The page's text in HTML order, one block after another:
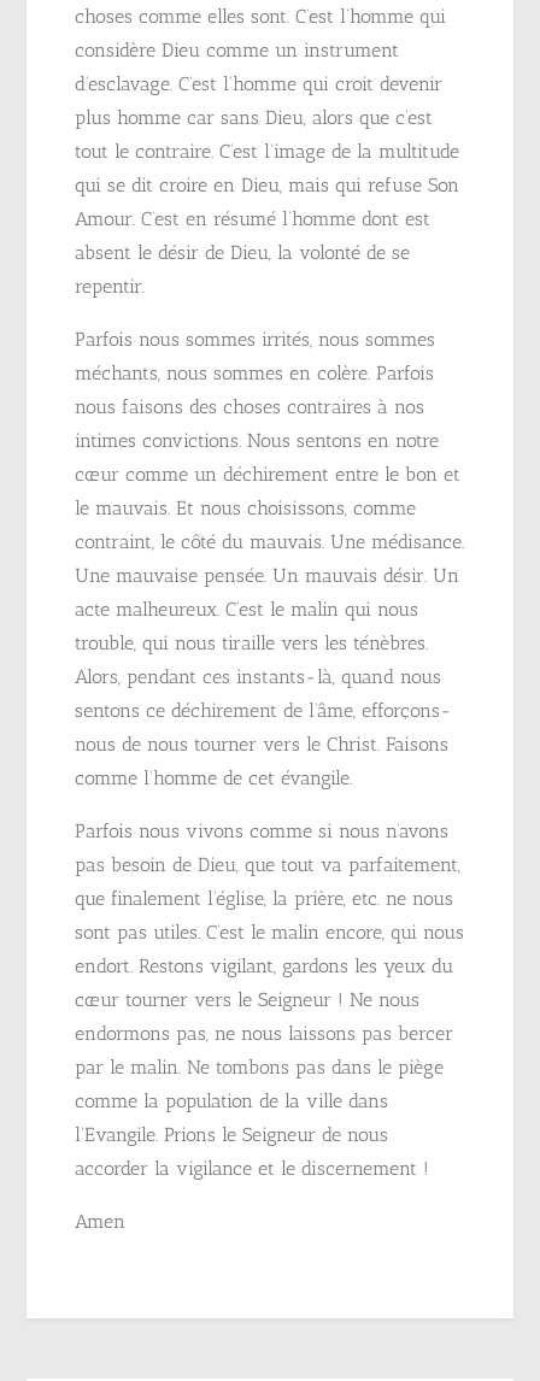
choses comme elles sont. C’est l’homme qui
considère Dieu comme un instrument
d’esclavage. C’est l’homme qui croit devenir
plus homme car sans Dieu, alors que c’est
tout le contraire. C’est l’image de la multitude
qui se dit croire en Dieu, mais qui refuse Son
Amour. C’est en résumé l’homme dont est
absent le désir de Dieu, la volonté de se
repentir.
Parfois nous sommes irrités, nous sommes
méchants, nous sommes en colère. Parfois
nous faisons des choses contraires à nos
intimes convictions. Nous sentons en notre
cœur comme un déchirement entre le bon et
le mauvais. Et nous choisissons, comme
contraint, le côté du mauvais. Une médisance.
Une mauvaise pensée. Un mauvais désir. Un
acte malheureux. C’est le malin qui nous
trouble, qui nous tiraille vers les ténèbres.
Alors, pendant ces instants-là, quand nous
sentons ce déchirement de l’âme, efforçons-
nous de nous tourner vers le Christ. Faisons
comme l’homme de cet évangile.
Parfois nous vivons comme si nous n’avons
pas besoin de Dieu, que tout va parfaitement,
que finalement l’église, la prière, etc. ne nous
sont pas utiles. C’est le malin encore, qui nous
endort. Restons vigilant, gardons les yeux du
cœur tourner vers le Seigneur ! Ne nous
endormons pas, ne nous laissons pas bercer
par le malin. Ne tombons pas dans le piège
comme la population de la ville dans
l’Evangile. Prions le Seigneur de nous
accorder la vigilance et le discernement !
Amen